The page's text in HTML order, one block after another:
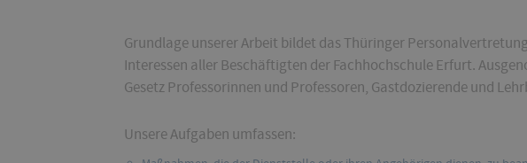
Grundlage unserer Arbeit bildet das Thüringer
Interessen aller Beschäftigten der Fachhochschule Erfurt.
Gesetz Professorinnen und Professoren, Gastdozierende und
Unsere Aufgaben umfassen: